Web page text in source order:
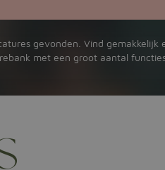
gevonden. Vind
met een groot aantal